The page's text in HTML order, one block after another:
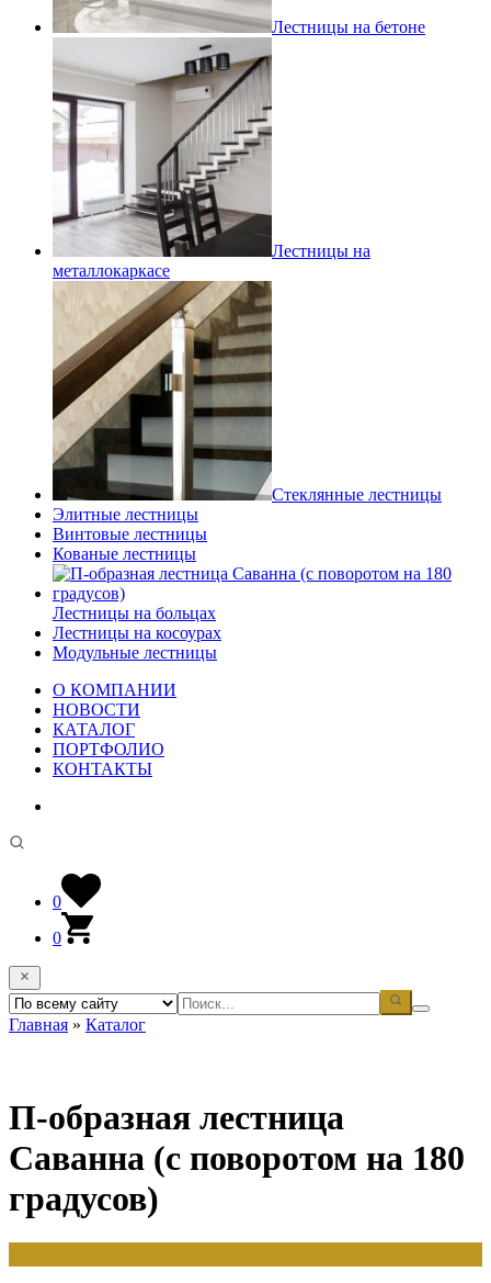
Лестницы на бетоне
Лестницы на
металлокаркасе
Стеклянные лестницы
Элитные лестницы
Винтовые лестницы
Кованые лестницы
Лестницы на больцах
Лестницы на косоурах
Модульные лестницы
О КОМПАНИИ
НОВОСТИ
КАТАЛОГ
ПОРТФОЛИО
КОНТАКТЫ
0
0
Главная » Каталог
П-образная лестница
Саванна (с поворотом на 180
градусов)